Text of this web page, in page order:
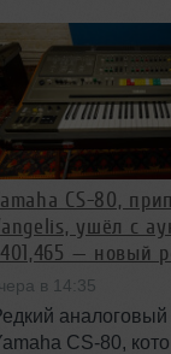
CS-80,
ушёл с
— новый
в 14:35
аналоговый
CS-80,